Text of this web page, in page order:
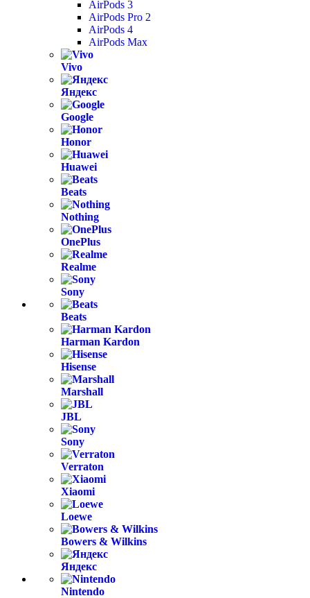
AirPods 3
AirPods Pro 2
AirPods 4
AirPods Max
Vivo
Яндекс
Google
Honor
Huawei
Beats
Nothing
OnePlus
Realme
Sony
Beats
Harman Kardon
Hisense
Marshall
JBL
Sony
Verraton
Xiaomi
Loewe
Bowers & Wilkins
Яндекс
Nintendo